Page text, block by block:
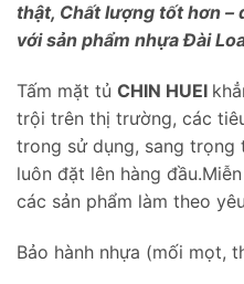
thật, Chất lượng tốt hơn –
với sản phẩm nhựa Đài
Tấm mặt tủ CHIN HUEI
trội trên thị trường, các
trong sử dụng, sang
luôn đặt lên hàng
các sản phẩm làm theo
Bảo hành nhựa (mối mọt,